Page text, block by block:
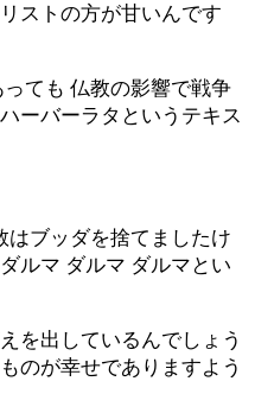
ストの方が甘いんです
ても 仏教の影響で戦争
ーバーラタというテキス
はブッダを捨てましたけ
ルマ ダルマ ダルマとい
を出しているんでしょう
のが幸せでありますよう